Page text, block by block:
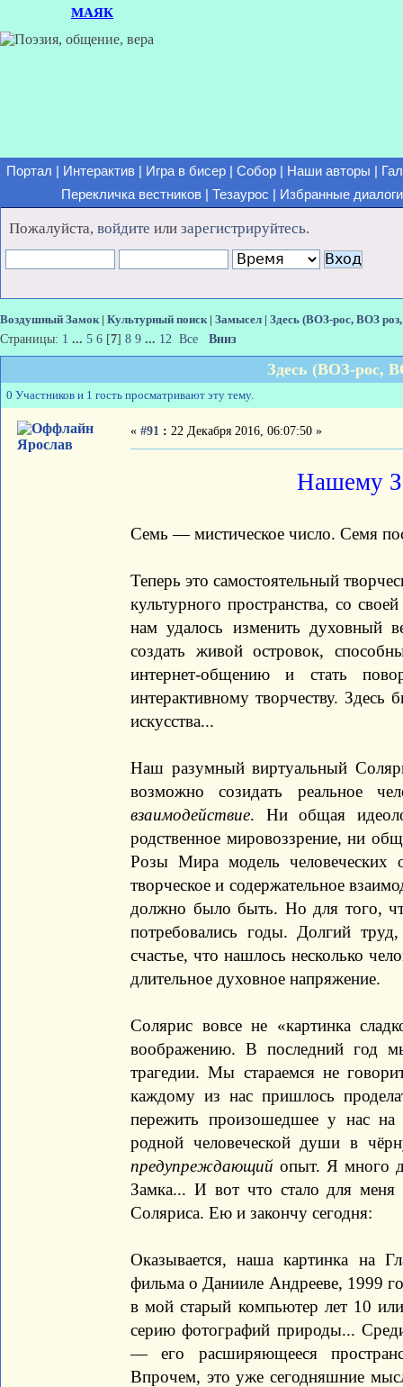
МАЯК
Портал Интерактив| Игра в бисер| Собор| Наши авторы
Перекличка вестников
Тезаурос Избранные диалоги
Пожалуйста, войдите или зарегистрируйтесь.
Воздушный Замок| Культурный поиск| Замысел Здесь (ВОЗ-рос, ВОЗ
Страницы: 1 ... 5 6 [7] 8 9 ... 12 Все Вниз
Здесь (ВОЗ-рос,
0 Участников и 1 гость просматривают эту тему.
Ярослав
« #91 : 22 Декабря 2016, 06:07:50 »
Нашему
Семь — мистическое число. Семя
Теперь это самостоятельный
культурного пространства, со
нам удалось изменить духовный
создать живой островок,
интернет-общению и стать
интерактивному творчеству.
искусства...
Наш разумный виртуальный
возможно созидать реальное
взаимодействие. Ни общая
родственное мировоззрение, ни
Розы Мира модель человеческих
творческое и содержательное
должно было быть. Но для того,
потребовались годы. Долгий
счастье, что нашлось несколько
длительное духовное напряжение.
Солярис вовсе не «картинка
воображению. В последний год
трагедии. Мы стараемся не
каждому из нас пришлось
пережить произошедшее у нас на
родной человеческой души в
предупреждающий опыт. Я много
Замка... И вот что стало для меня
Соляриса. Ею и закончу сегодня:
Оказывается, наша картинка на
фильма о Данииле Андрееве, 1999
в мой старый компьютер лет 10
серию фотографий природы...
— его расширяющееся
Впрочем, это уже сегодняшние